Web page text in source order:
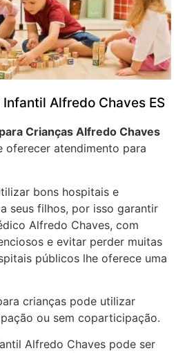
Alfredo Chaves ES
Crianças Alfredo Chaves
oferecer atendimento para
bons hospitais e
seus filhos, por isso garantir
Alfredo Chaves, com
e evitar perder muitas
públicos lhe oferece uma
crianças pode utilizar
ou sem coparticipação.
Alfredo Chaves pode ser